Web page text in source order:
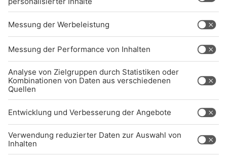
BARRIEREFREI ZU GESTALTEN - GEMÄSS D
EN ANFORDERUNGEN DES B
ARRIEREFREIHEITSSTÄRKUNGSGESETZES. W
ENN SIE AUF BARRIEREN STOSSEN ODER UN
NTAKTIEREN SIE UNS GERNE.
Studio-Hotline
(089) 38 38 38 38
info@radiogong.de